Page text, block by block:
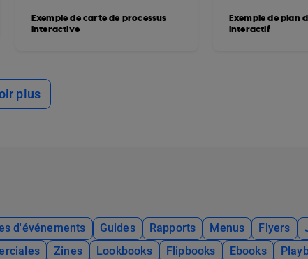
Exemple de carte de processus
interactive
Exemple de plan
interactif
plus
d'événements Guides Rapports Menus Flyers
Zines Lookbooks Flipbooks Ebooks